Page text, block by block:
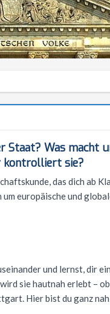
Was macht
kontrolliert sie?
das dich ab
europäische und
und lernst, dir
sie hautnah erlebt –
Hier bist du ganz